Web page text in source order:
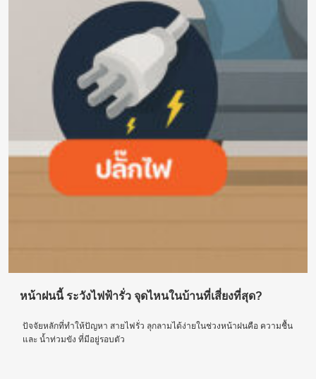
หน้าฝนนี้ ระวังไฟฟ้ารั่ว จุดไหนในบ้านที่เสี่ยงที่สุด?
ปัจจัยหลักที่ทำให้ปัญหา สายไฟรั่ว ลุกลามได้ง่ายในช่วงหน้าฝนคือ ความชื้น
และ น้ำท่วมขัง ที่มีอยู่รอบตัว